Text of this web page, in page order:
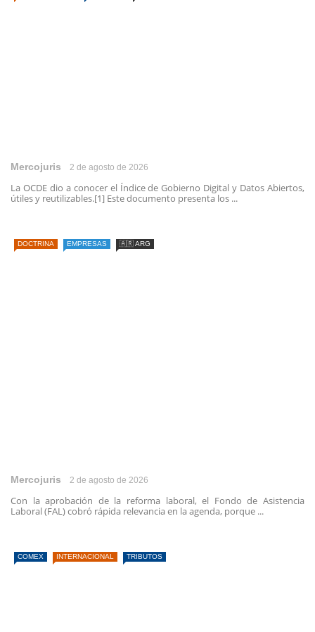
Mercojuris 2 de agosto de 2026
La OCDE dio a conocer el Índice de Gobierno Digital y Datos Abiertos,
útiles y reutilizables.[1] Este documento presenta los ...
DOCTRINA EMPRESAS 🇦🇷 ARG
Mercojuris 2 de agosto de 2026
Con la aprobación de la reforma laboral, el Fondo de Asistencia
Laboral (FAL) cobró rápida relevancia en la agenda, porque ...
COMEX INTERNACIONAL TRIBUTOS